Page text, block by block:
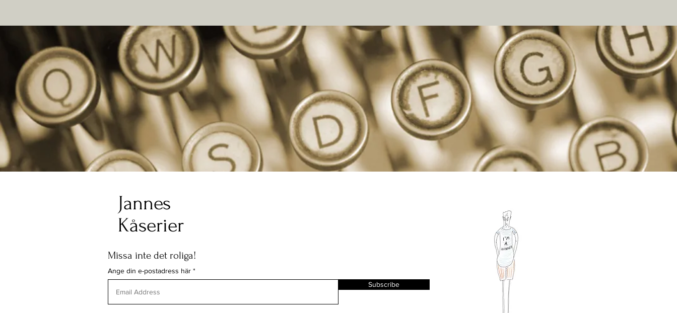
Jannes
Kåserier
Missa inte det roliga!
Ange din e-postadress här
Subscribe